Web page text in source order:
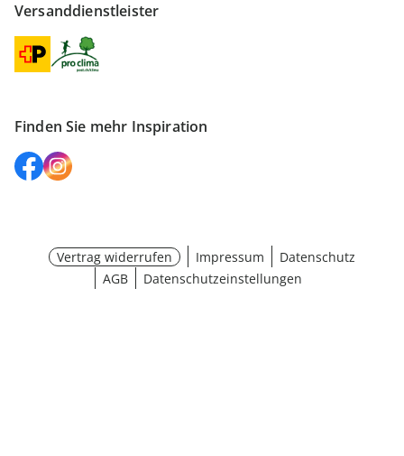
Versanddienstleister
Finden Sie mehr Inspiration
Vertrag widerrufen Impressum
Datenschutz
AGB
Datenschutzeinstellungen